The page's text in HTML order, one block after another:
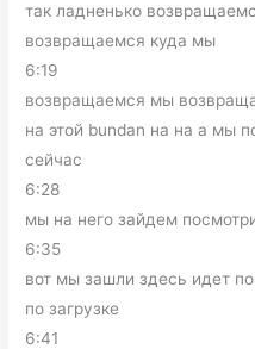
так ладненько
возвращаемся куда мы
6:19
возвращаемся мы
на этой bundan на на а мы
сейчас
6:28
мы на него зайдем
6:35
вот мы зашли здесь идет
по загрузке
6:41